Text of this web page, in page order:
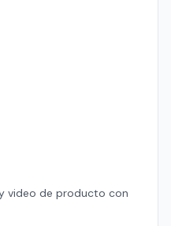
video de producto con